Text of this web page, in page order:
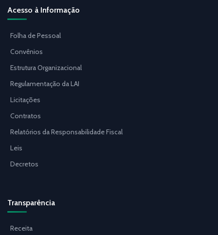
Acesso à Informação
Folha de Pessoal
Convênios
Estrutura Organizacional
Regulamentação da LAI
Licitações
Contratos
Relatórios da Responsabilidade Fiscal
Leis
Decretos
Transparência
Receita